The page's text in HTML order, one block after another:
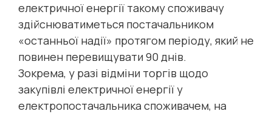
електричної енергії такому споживачу
здійснюватиметься постачальником
«останньої надії» протягом періоду, який не
повинен перевищувати 90 днів.
Зокрема, у разі відміни торгів щодо
закупівлі електричної енергії у
електропостачальника споживачем, на